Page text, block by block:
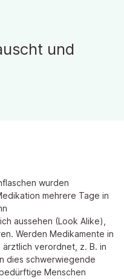
und
wurden
mehrere Tage in
aussehen (Look Alike),
Werden Medikamente in
verordnet, z. B. in
dies schwerwiegende
Menschen